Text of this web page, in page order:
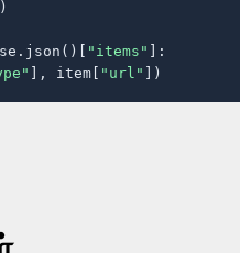
)
"items" ]:
], item[ "url" ])